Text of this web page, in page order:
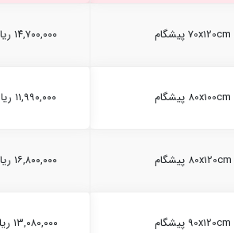
۱۴,۷۰۰,۰۰۰ ریال
۱۱,۹۹۰,۰۰۰ ریال
۱۶,۸۰۰,۰۰۰ ریال
۱۳,۰۸۰,۰۰۰ ریال